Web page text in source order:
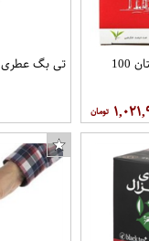
تی بگ خارجی قرمز گلستان 100
تی بگ عطری 100 عددی گلستان